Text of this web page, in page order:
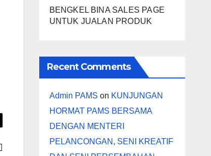
BENGKEL BINA SALES PAGE
UNTUK JUALAN PRODUK
Recent Comments
Admin PAMS on KUNJUNGAN
HORMAT PAMS BERSAMA
DENGAN MENTERI
PELANCONGAN, SENI KREATIF